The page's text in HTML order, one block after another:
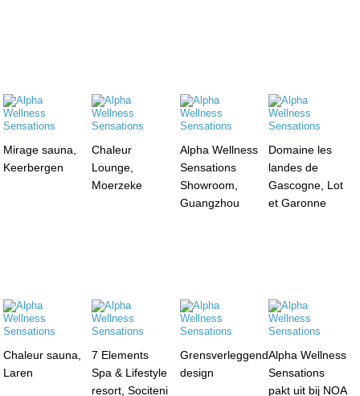
Mirage sauna,
Keerbergen
Chaleur
Lounge,
Moerzeke
Alpha Wellness
Sensations
Showroom,
Guangzhou
Domaine les
landes de
Gascogne, Lot
et Garonne
Chaleur sauna,
Laren
7 Elements
Spa & Lifestyle
resort, Sociteni
Grensverleggend
design
Alpha Wellness
Sensations
pakt uit bij NOA